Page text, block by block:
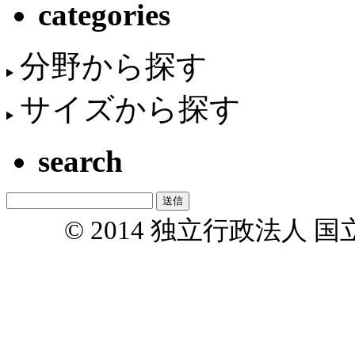
categories
分野から探す
サイズから探す
search
© 2014 独立行政法人 国